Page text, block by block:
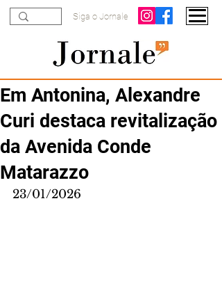
Siga o Jornale
Em Antonina, Alexandre
Curi destaca revitalização
da Avenida Conde
Matarazzo
23/01/2026